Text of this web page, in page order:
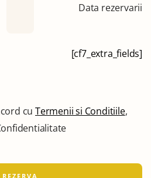
Data rezervarii
[cf7_extra_fields]
cuTermenii si Conditiile,